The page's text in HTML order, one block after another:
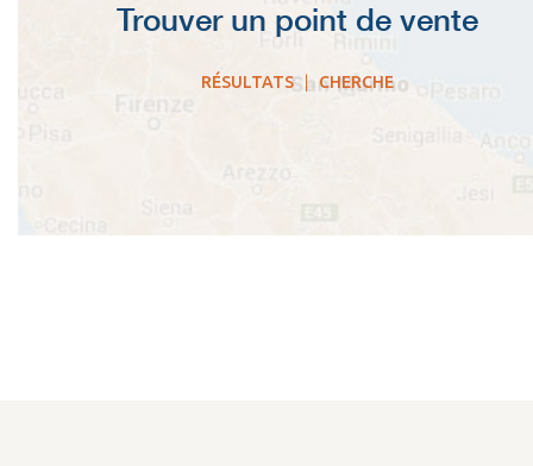
Trouver un point de vente
RÉSULTATS|CHERCHE